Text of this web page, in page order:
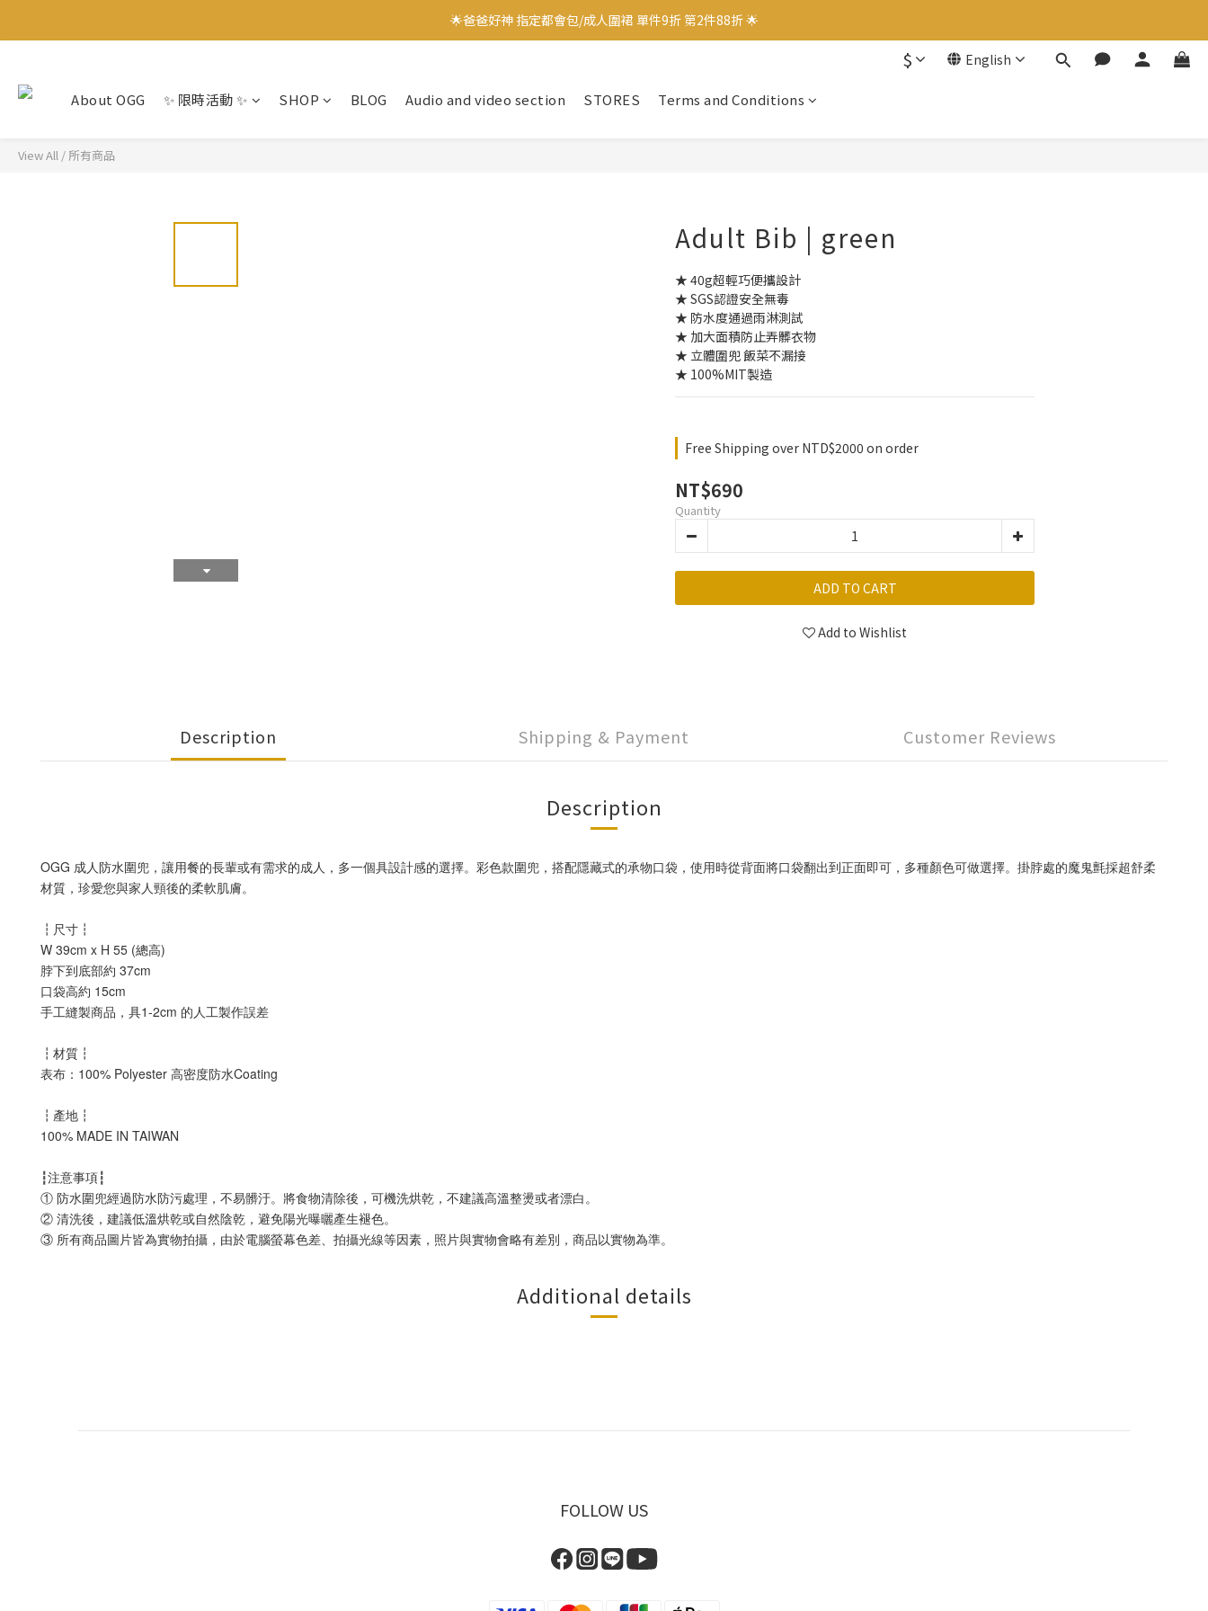
🌟爸爸好神 指定都會包/成人圍裙 單件9折 第2件88折 🌟
🌟爸爸好神 指定都會包/成人圍裙 單件9折 第2件88折 🌟
✨官方LINE好友募集中 送$50購物金✨
$ English
About OGG ✨ 限時活動 ✨ SHOP BLOG Audio and video section STORES Terms and Conditions
View All / 所有商品
Adult Bib | green
★ 40g超輕巧便攜設計
★ SGS認證安全無毒
★ 防水度通過雨淋測試
★ 加大面積防止弄髒衣物
★ 立體圍兜 飯菜不漏接
★ 100%MIT製造
Free Shipping over NTD$2000 on order
NT$690
Quantity
ADD TO CART
Add to Wishlist
Description Shipping & Payment Customer Reviews
Description
OGG 成人防水圍兜，讓用餐的長輩或有需求的成人，多一個具設計感的選擇。彩色款圍兜，搭配隱藏式的承物口袋，使用時從背面將口袋翻出到正面即可，多種顏色可做選擇。掛脖處的魔鬼氈採超舒柔
材質，珍愛您與家人頸後的柔軟肌膚。
┇尺寸┇
W 39cm x H 55 (總高)
脖下到底部約 37cm
口袋高約 15cm
手工縫製商品，具1-2cm 的人工製作誤差
┇材質┇
表布：100% Polyester 高密度防水Coating
┇產地┇
100% MADE IN TAIWAN
┇注意事項┇
① 防水圍兜經過防水防污處理，不易髒汙。將食物清除後，可機洗烘乾，不建議高溫整燙或者漂白。
② 清洗後，建議低溫烘乾或自然陰乾，避免陽光曝曬產生褪色。
③ 所有商品圖片皆為實物拍攝，由於電腦螢幕色差、拍攝光線等因素，照片與實物會略有差別，商品以實物為準。
Additional details
FOLLOW US